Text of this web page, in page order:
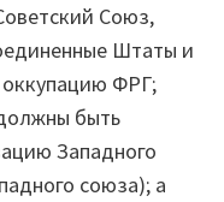
Союз,
Штаты и
ФРГ;
быть
Западного
союза); а